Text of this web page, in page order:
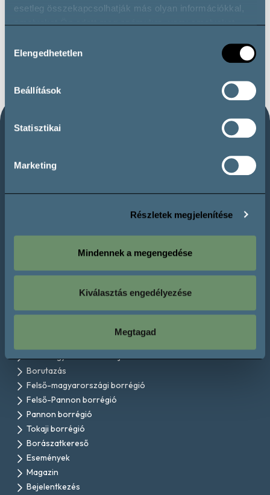
esetleg összekapcsolhatják más olyan információkkal,
amelyeket Ön adott meg számukra, vagy amelyeket
során.
kiválasztása
Elengedhetetlen
Beállítások
Statisztikai
Marketing
Részletek megjelenítése
Mindennek a megengedése
Kiválasztás engedélyezése
Megtagad
Kövess minket közösségi oldalainkon!
A magyar bor története
Bortípusok
Szőlőfajták és borstílusok
Borutazás
Felső-magyarországi borrégió
Felső-Pannon borrégió
Pannon borrégió
Tokaji borrégió
Borászatkereső
Események
Magazin
Bejelentkezés